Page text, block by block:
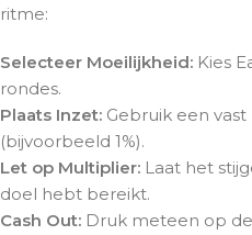
ritme:
Selecteer Moeilijkheid: Kies
rondes.
Plaats Inzet: Gebruik een
(bijvoorbeeld 1%).
Let op Multiplier: Laat het
doel hebt bereikt.
Cash Out: Druk meteen op